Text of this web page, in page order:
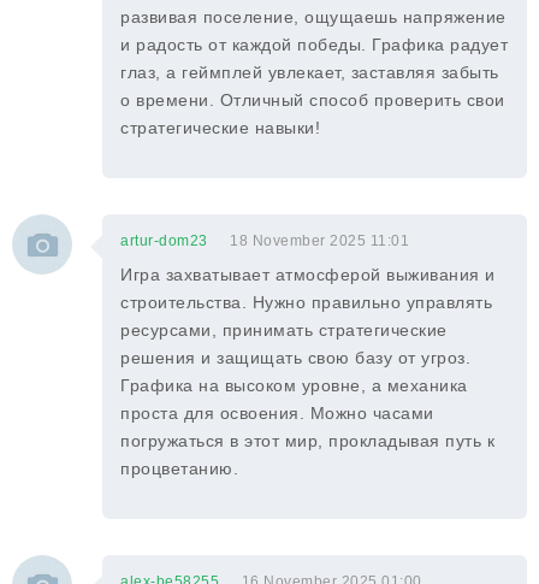
развивая поселение, ощущаешь напряжение
и радость от каждой победы. Графика радует
глаз, а геймплей увлекает, заставляя забыть
о времени. Отличный способ проверить свои
стратегические навыки!
artur-dom23 18 November 2025 11:01
Игра захватывает атмосферой выживания и
строительства. Нужно правильно управлять
ресурсами, принимать стратегические
решения и защищать свою базу от угроз.
Графика на высоком уровне, а механика
проста для освоения. Можно часами
погружаться в этот мир, прокладывая путь к
процветанию.